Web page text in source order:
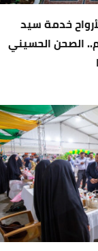
خدمة سيد
الصحن الحسيني